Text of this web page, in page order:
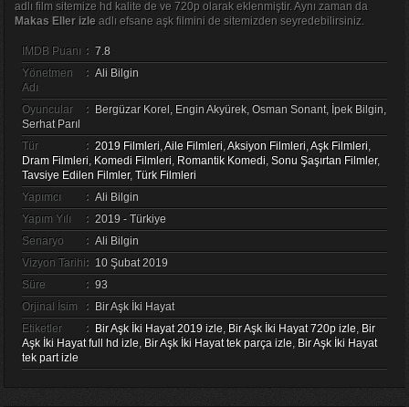
adlı film sitemize hd kalite de ve 720p olarak eklenmiştir. Aynı zaman da
Makas Eller izleadlı efsane aşk filmini de sitemizden seyredebilirsiniz.
IMDB Puanı : 7.8
Yönetmen
Adı
: Ali Bilgin
Oyuncular : Bergüzar Korel, Engin Akyürek, Osman Sonant, İpek Bilgin,
Serhat Parıl
Tür
: 2019 Filmleri,Aile Filmleri,Aksiyon Filmleri,Aşk Filmleri,
Dram Filmleri, Komedi Filmleri, Romantik Komedi, Sonu Şaşırtan Filmler,
Tavsiye Edilen Filmler, Türk Filmleri
Yapımcı
: Ali Bilgin
Yapım Yılı
: 2019 - Türkiye
Senaryo
: Ali Bilgin
Vizyon Tarihi: 10 Şubat 2019
Süre
: 93
Orjinal İsim
: Bir Aşk İki Hayat
Etiketler
: Bir Aşk İki Hayat 2019 izle, Bir Aşk İki Hayat 720p izle, Bir
Aşk İki Hayat full hd izle, Bir Aşk İki Hayat tek parça izle, Bir Aşk İki Hayat
tek part izle